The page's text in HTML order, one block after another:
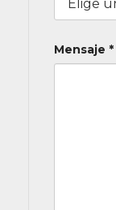
Mensaje *